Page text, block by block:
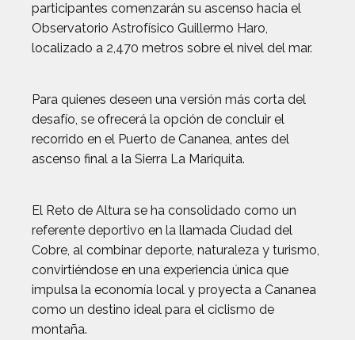
participantes comenzarán su ascenso hacia el
Observatorio Astrofísico Guillermo Haro,
localizado a 2,470 metros sobre el nivel del mar.
Para quienes deseen una versión más corta del
desafío, se ofrecerá la opción de concluir el
recorrido en el Puerto de Cananea, antes del
ascenso final a la Sierra La Mariquita.
El Reto de Altura se ha consolidado como un
referente deportivo en la llamada Ciudad del
Cobre, al combinar deporte, naturaleza y turismo,
convirtiéndose en una experiencia única que
impulsa la economía local y proyecta a Cananea
como un destino ideal para el ciclismo de
montaña.